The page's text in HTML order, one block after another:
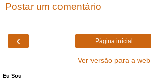
Postar um comentário
‹ Página inicial
Ver versão para a web
Eu Sou